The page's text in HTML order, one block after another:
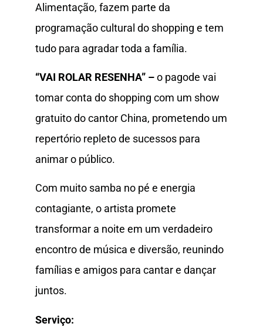
Alimentação, fazem parte da
programação cultural do shopping e tem
tudo para agradar toda a família.
“VAI ROLAR RESENHA” –o pagode vai
tomar conta do shopping com um show
gratuito do cantor China, prometendo um
repertório repleto de sucessos para
animar o público.
Com muito samba no pé e energia
contagiante, o artista promete
transformar a noite em um verdadeiro
encontro de música e diversão, reunindo
famílias e amigos para cantar e dançar
juntos.
Serviço: